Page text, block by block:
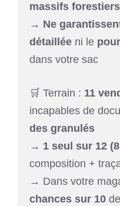
massifs forestiers
→ Ne
détaillée ni le
dans votre sac
🛒 Terrain : 11
incapables de
des granulés
→ 1 seul sur 12
composition +
→ Dans votre
chances sur 10